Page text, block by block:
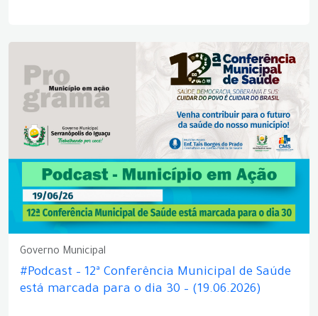
Governo Municipal
#Podcast – 12ª Conferência Municipal de Saúde
está marcada para o dia 30 – (19.06.2026)